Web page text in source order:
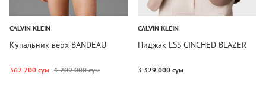
CALVIN KLEIN
Купальник верх BANDEAU
362 700 сум 1 209 000 сум
CALVIN KLEIN
Пиджак LSS CINCHED BLAZER
3 329 000 сум